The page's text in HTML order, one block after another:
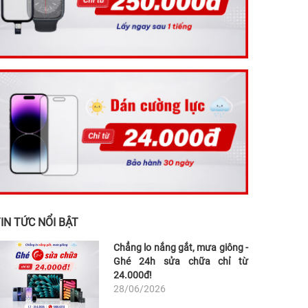
TỨC NỔI BẬT
Chẳng lo nắng gắt, mưa giông -
Ghé 24h sửa chữa chỉ từ
24.000đ!
28/06/2026